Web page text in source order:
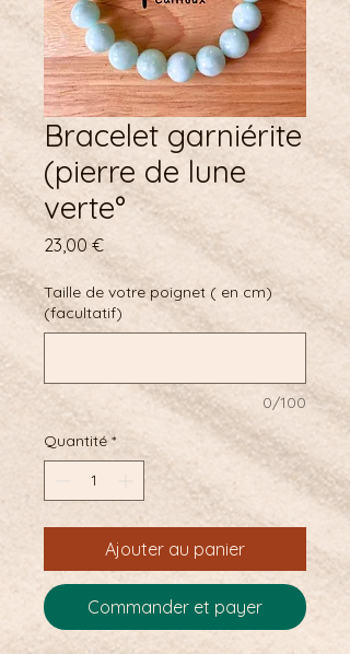
Bracelet garniérite
(pierre de lune
verte°
23,00 €Prix
Taille de votre poignet ( en cm)
(facultatif)
0/100
Quantité *
Ajouter au panier
Commander et payer